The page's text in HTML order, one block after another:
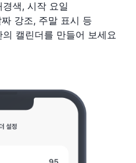
색, 시작 요일
강조, 주말 표시 등
캘린더를 만들어 보세요